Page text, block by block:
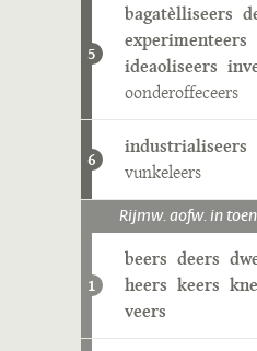
5
bagatèlliseers
experimenteers
ideaoliseers
oonderoffeceers
6
industrialiseers
vunkeleers
Rijmw. aofw. in
1
beers deers
heers keers
veers